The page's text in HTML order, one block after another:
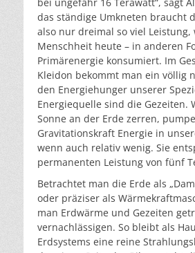
das ständige Umkneten braucht
also nur dreimal so viel Leistung,
Menschheit heute – in anderen
Primärenergie konsumiert. Im
Kleidon bekommt man ein völlig
den Energiehunger unserer
Energiequelle sind die Gezeiten.
Sonne an der Erde zerren,
Gravitationskraft Energie in
wenn auch relativ wenig. Sie
permanenten Leistung von fünf
Betrachtet man die Erde als
oder präziser als
man Erdwärme und Gezeiten
vernachlässigen. So bleibt als
Erdsystems eine reine